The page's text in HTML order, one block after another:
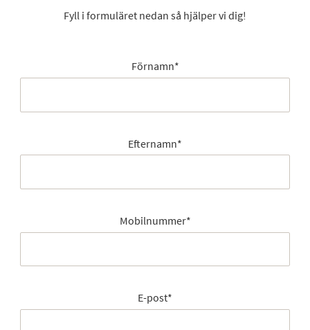
Fyll i formuläret nedan så hjälper vi dig!
Förnamn*
Efternamn*
Mobilnummer*
E-post*